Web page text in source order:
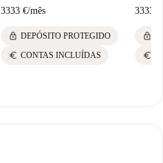
3333 €/mês
lock DEPÓSITO PROTEGIDO
euro CONTAS INCLUÍDAS
3333 €
lock
euro